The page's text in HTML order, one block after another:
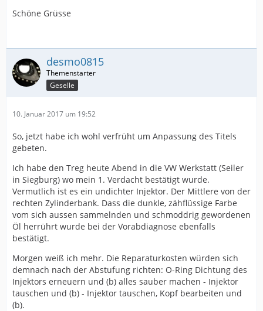
Schöne Grüsse
desmo0815
Geselle
10. Januar 2017 um 19:52
So, jetzt habe ich wohl verfrüht um Anpassung des Titels
gebeten.
Ich habe den Treg heute Abend in die VW Werkstatt (Seiler
in Siegburg) wo mein 1. Verdacht bestätigt wurde.
Vermutlich ist es ein undichter Injektor. Der Mittlere von der
rechten Zylinderbank. Dass die dunkle, zähflüssige Farbe
vom sich aussen sammelnden und schmoddrig gewordenen
Öl herrührt wurde bei der Vorabdiagnose ebenfalls
bestätigt.
Morgen weiß ich mehr. Die Reparaturkosten würden sich
demnach nach der Abstufung richten: O-Ring Dichtung des
Injektors erneuern und (b) alles sauber machen - Injektor
tauschen und (b) - Injektor tauschen, Kopf bearbeiten und
(b).